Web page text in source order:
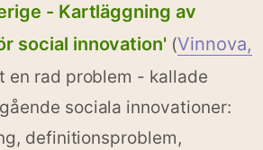
- Kartläggning av
social innovation' (Vinnova,
en rad problem - kallade
sociala innovationer:
definitionsproblem,